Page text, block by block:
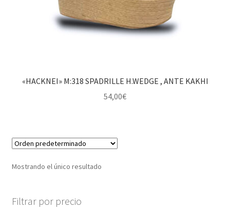
«HACKNEI» M:318 SPADRILLE H.WEDGE , ANTE KAKHI
54,00€
Mostrando el único resultado
Filtrar por precio